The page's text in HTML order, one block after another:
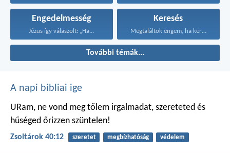
Engedelmesség
Jézus így válaszolt: „Ha...
Keresés
Megtaláltok engem, ha kerestek...
További témák...
A napi bibliai ige
URam, ne vond meg tőlem irgalmadat, szereteted és
hűséged őrizzen szüntelen!
Zsoltárok 40:12 szeretet megbízhatóság védelem